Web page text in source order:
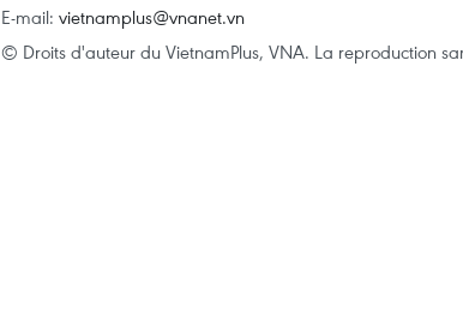
E-mail: vietnamplus@vnanet.vn
© Droits d'auteur du VietnamPlus, VNA. La reproduction